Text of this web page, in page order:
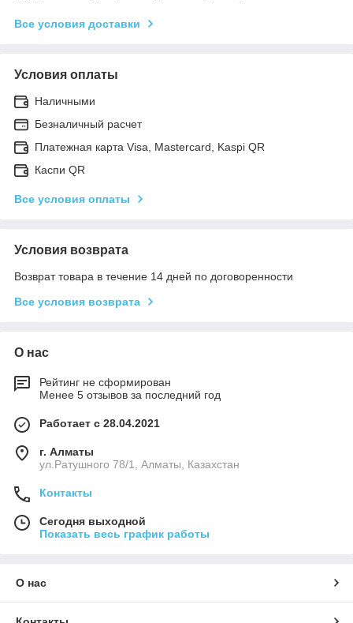
Все условия доставки
Условия оплаты
Наличными
Безналичный расчет
Платежная карта Visa, Mastercard, Kaspi QR
Каспи QR
Все условия оплаты
Условия возврата
Возврат товара в течение 14 дней по договоренности
Все условия возврата
О нас
Рейтинг не сформирован
Менее 5 отзывов за последний год
Работает с 28.04.2021
г. Алматы
ул.Ратушного 78/1, Алматы, Казахстан
Контакты
Сегодня выходной
Показать весь график работы
О нас